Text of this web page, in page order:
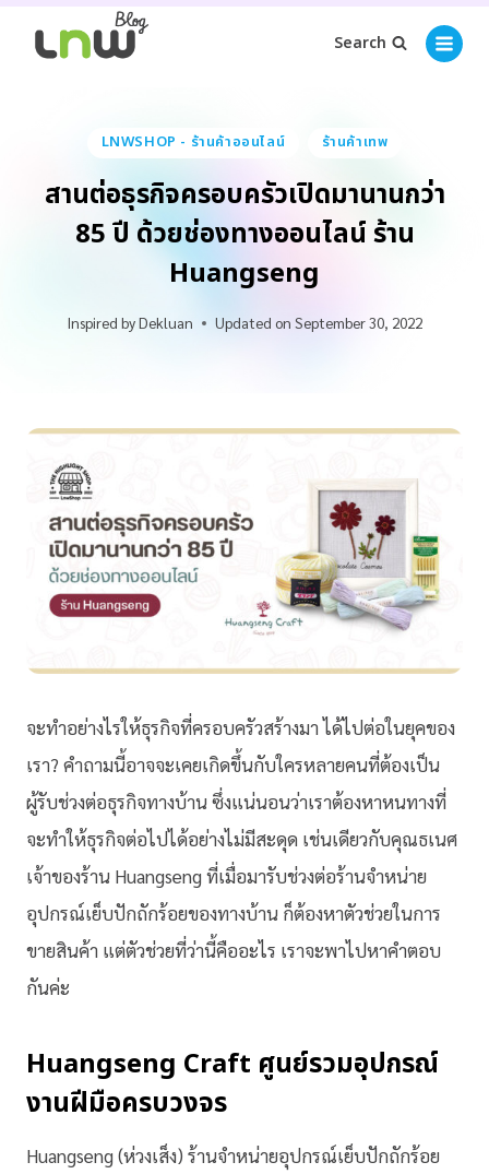
Search
LNWSHOP - ร้านค้าออนไลน์ ร้านค้าเทพ
สานต่อธุรกิจครอบครัวเปิดมานานกว่า
85 ปี ด้วยช่องทางออนไลน์ ร้าน
Huangseng
Inspired byDekluan Updated on September 30, 2022
จะทำอย่างไรให้ธุรกิจที่ครอบครัวสร้างมา ได้ไปต่อในยุคของ
เรา? คำถามนี้อาจจะเคยเกิดขึ้นกับใครหลายคนที่ต้องเป็น
ผู้รับช่วงต่อธุรกิจทางบ้าน ซึ่งแน่นอนว่าเราต้องหาหนทางที่
จะทำให้ธุรกิจต่อไปได้อย่างไม่มีสะดุด เช่นเดียวกับคุณธเนศ
เจ้าของร้าน Huangseng ที่เมื่อมารับช่วงต่อร้านจำหน่าย
อุปกรณ์เย็บปักถักร้อยของทางบ้าน ก็ต้องหาตัวช่วยในการ
ขายสินค้า แต่ตัวช่วยที่ว่านี้คืออะไร เราจะพาไปหาคำตอบ
กันค่ะ
Huangseng Craft ศูนย์รวมอุปกรณ์
งานฝีมือครบวงจร
Huangseng (ห่วงเส็ง) ร้านจำหน่ายอุปกรณ์เย็บปักถักร้อย